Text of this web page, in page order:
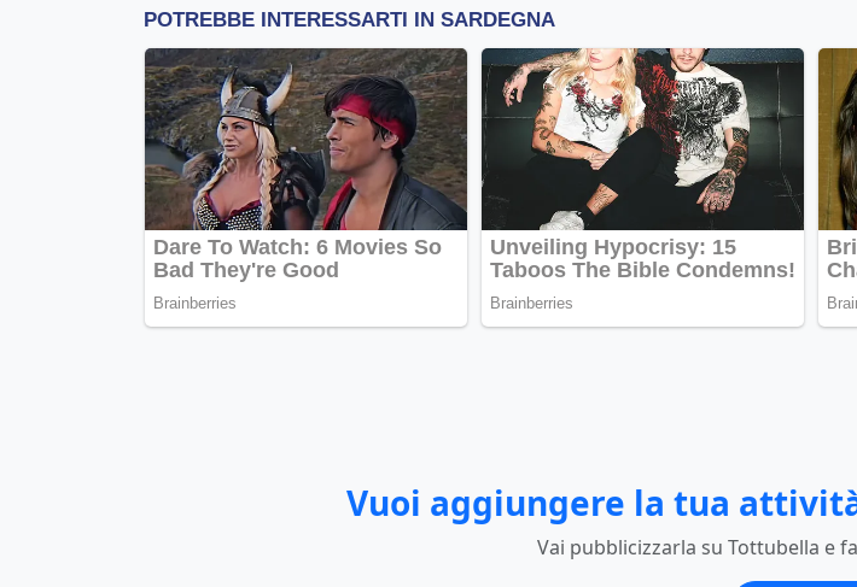
Vuoi aggiungere la tua
Vai pubblicizzarla su Tottubella e